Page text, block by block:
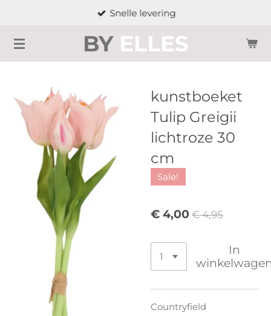
naar
de
BY ELLES
Snelle levering
kunstboeket
Tulip Greigii
lichtroze 30
cm
Sale!
€ 4,00 € 4,95
In
Countryfield